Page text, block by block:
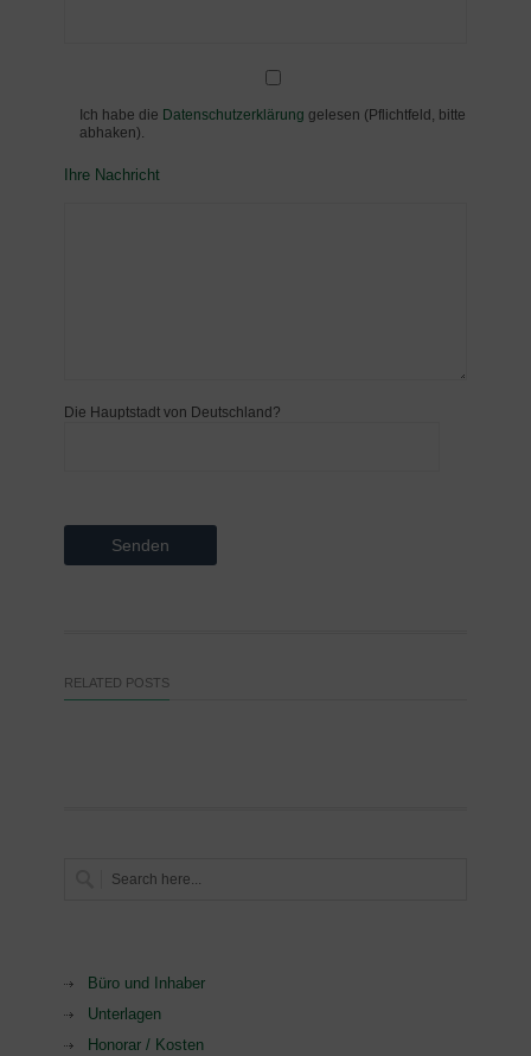
Ich habe die Datenschutzerklärung gelesen (Pflichtfeld, bitte
abhaken).
Ihre Nachricht
Die Hauptstadt von Deutschland?
RELATED POSTS
Büro und Inhaber
Unterlagen
Honorar / Kosten